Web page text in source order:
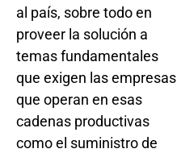
al país, sobre todo en
proveer la solución a
temas fundamentales
que exigen las empresas
que operan en esas
cadenas productivas
como el suministro de